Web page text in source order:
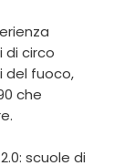
di circo
del fuoco,
che
scuole di